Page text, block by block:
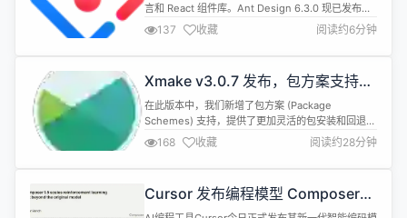
言和 React 组件库。Ant Design 6.3.0 现已发布，
主要更新内容如下： ConfigProvider
ConfigProvider 支持 Modal 和 Drawer 的
maskClosable 全局配置。#56739
137 收藏 阅读约6分钟
Xmake v3.0.7 发布，包方案支持，
Wasm 浏览器运行与 UTF-8 模块
在此版本中，我们新增了包方案 (Package
Schemes) 支持，提供了更加灵活的包安装和回退机
制。同时，我们改进了 Nix 包管理器支持，优化了
Verilator 构建，并新增了对 Qt SDK 动态 mkspec
的选择支持。 此外，我们还支持了在浏览器中运行
行，并引入了cli.icon...
168 收藏 阅读约28分钟
Cursor 发布编程模型 Composer
1.5：强化学习规模扩大 20 倍驱动